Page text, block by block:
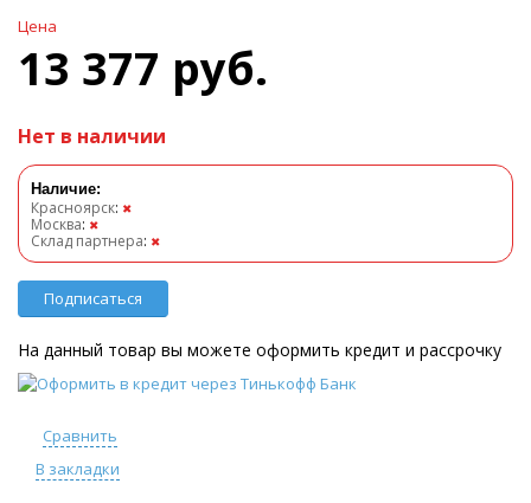
Цена
13 377 руб.
Нет в наличии
Наличие:
Красноярск: ✖
Москва: ✖
Склад партнера: ✖
Подписаться
На данный товар вы можете оформить кредит и рассрочку
Сравнить
В закладки